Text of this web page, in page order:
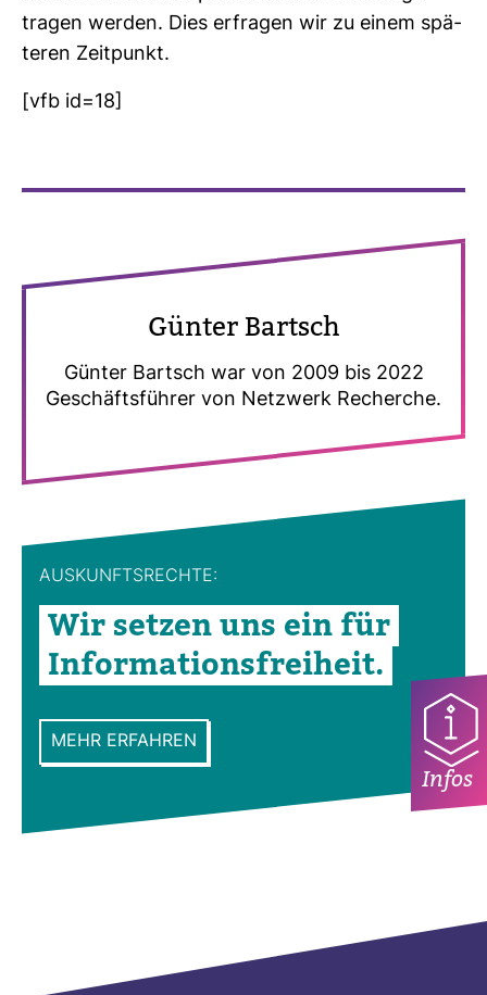
tragen werden. Dies erfragen wir zu einem spä­
teren Zeit­punkt.
[vfb id=18]
Infos
Günter Bartsch
Günter Bartsch war von 2009 bis 2022
Geschäfts­führer von Netz­werk Recherche.
AUS­KUNFTS­RECHTE:
Wir setzen uns ein für
Infor­ma­ti­ons­frei­heit.
MEHR ERFAHREN